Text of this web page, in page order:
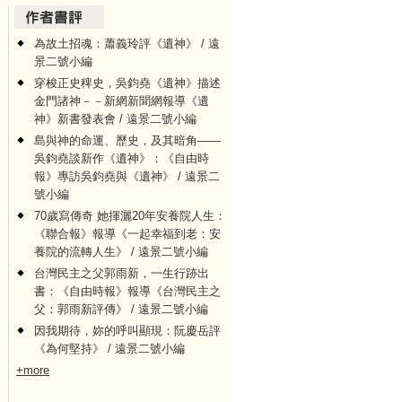
為故土招魂：蕭義玲評《遺神》 / 遠
景二號小編
穿梭正史稗史，吳鈞堯《遺神》描述
金門諸神－－新網新聞網報導《遺
神》新書發表會 / 遠景二號小編
島與神的命運、歷史，及其暗角——
吳鈞堯談新作《遺神》：《自由時
報》專訪吳鈞堯與《遺神》 / 遠景二
號小編
70歲寫傳奇 她揮灑20年安養院人生：
《聯合報》報導《一起幸福到老：安
養院的流轉人生》 / 遠景二號小編
台灣民主之父郭雨新，一生行跡出
書：《自由時報》報導《台灣民主之
父：郭雨新評傳》 / 遠景二號小編
因我期待，妳的呼叫顯現：阮慶岳評
《為何堅持》 / 遠景二號小編
+more